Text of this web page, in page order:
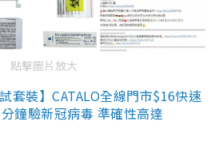
點擊圖片放大
套裝】CATALO全線門市$16快速
鐘驗新冠病毒 準確性高達